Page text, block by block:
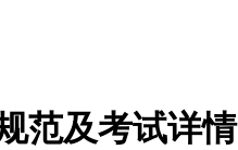
范及考试详情